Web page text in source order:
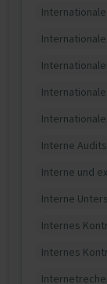
Interne Audits
Interne und
Interne
Internes
Internes